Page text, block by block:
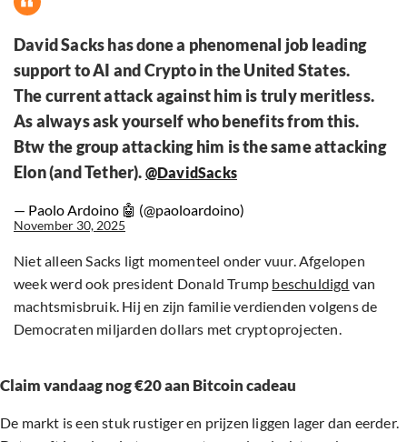
David Sacks has done a phenomenal job leading
support to AI and Crypto in the United States.
The current attack against him is truly meritless.
As always ask yourself who benefits from this.
Btw the group attacking him is the same attacking
Elon (and Tether). @DavidSacks
— Paolo Ardoino 🤖 (@paoloardoino)
November 30, 2025
Niet alleen Sacks ligt momenteel onder vuur. Afgelopen
week werd ook president Donald Trump beschuldigd van
machtsmisbruik. Hij en zijn familie verdienden volgens de
Democraten miljarden dollars met cryptoprojecten.
Claim vandaag nog €20 aan Bitcoin cadeau
De markt is een stuk rustiger en prijzen liggen lager dan eerder.